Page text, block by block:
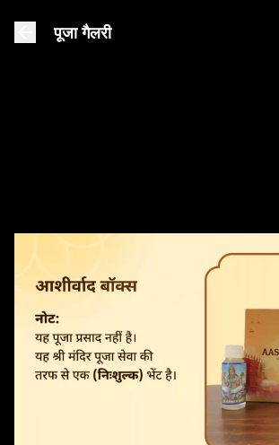
पूजा गैलरी